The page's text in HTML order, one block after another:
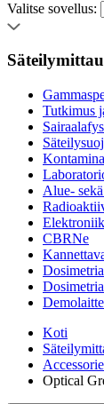
Valitse sovellus:
Tutkimus
Alue-
CBRNe
Dosimetria
Koti
Optical